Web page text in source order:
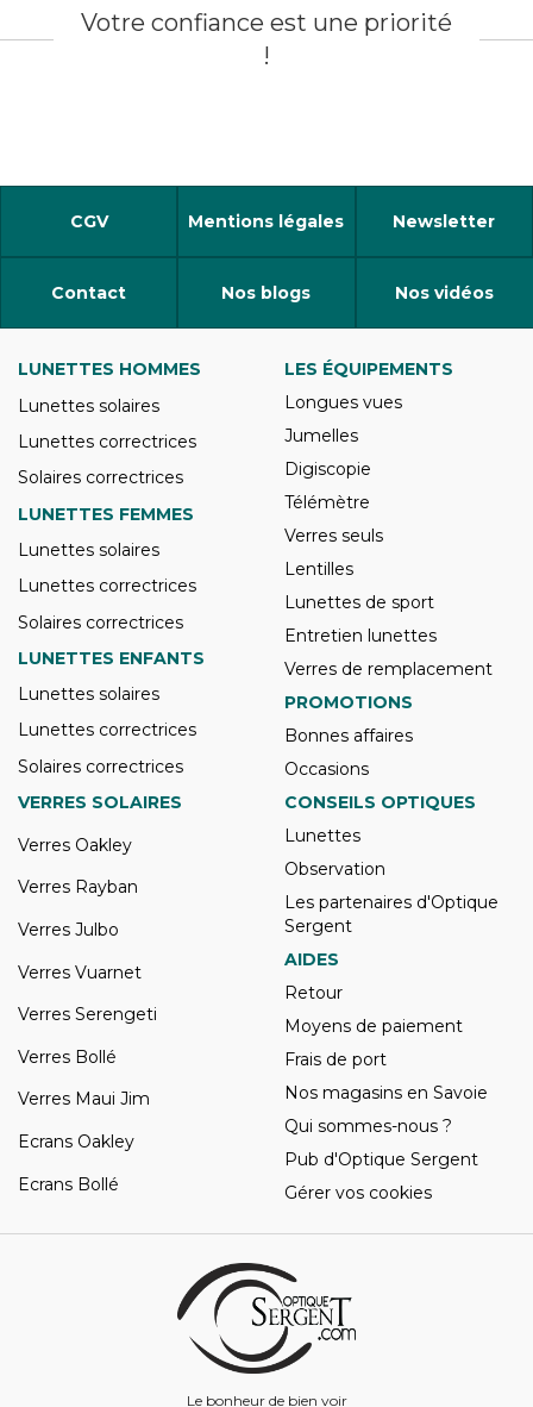
Votre confiance est une priorité
!
CGV Mentions légales Newsletter
Contact Nos blogs Nos vidéos
Le bonheur de bien voir
LUNETTES HOMMES
Lunettes solaires
Lunettes correctrices
Solaires correctrices
LUNETTES FEMMES
Lunettes solaires
Lunettes correctrices
Solaires correctrices
LUNETTES ENFANTS
Lunettes solaires
Lunettes correctrices
Solaires correctrices
LES ÉQUIPEMENTS
Longues vues
Jumelles
Digiscopie
Télémètre
Verres seuls
Lentilles
Lunettes de sport
Entretien lunettes
Verres de remplacement
PROMOTIONS
Bonnes affaires
Occasions
VERRES SOLAIRES
Verres Oakley
Verres Rayban
Verres Julbo
Verres Vuarnet
Verres Serengeti
Verres Bollé
Verres Maui Jim
Ecrans Oakley
Ecrans Bollé
CONSEILS OPTIQUES
Lunettes
Observation
Les partenaires d'Optique
Sergent
AIDES
Retour
Moyens de paiement
Frais de port
Nos magasins en Savoie
Qui sommes-nous ?
Pub d'Optique Sergent
Gérer vos cookies